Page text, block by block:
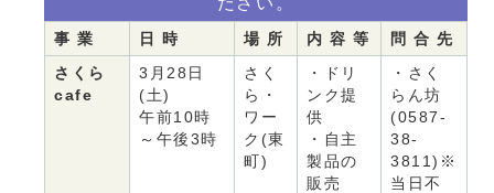
事 業 日 時 場 所 内 容 等 問 合 先
さくら
cafe
3月28日
(土)
午前10時
～午後3時
さく
ら・
ワー
ク(東
町)
・ドリ
ンク提
供
・自主
製品の
販売
・さく
らん坊
(0587-
38-
3811)※
当日不